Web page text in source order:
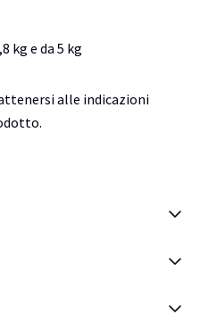
kg e da 5 kg
alle indicazioni